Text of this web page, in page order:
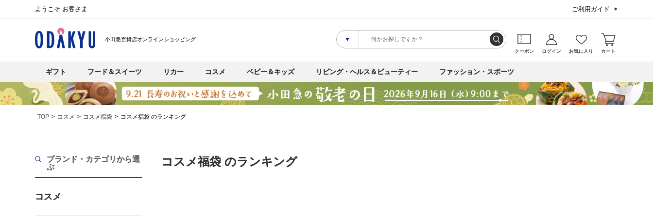
ようこそ お客さま ご利用ガイド
小田急百貨店オンラインショッピング
クーポン ログイン お気に入り カート
ギフト フード＆スイーツ リカー コスメ ベビー＆キッズ リビング・ヘルス＆ビューティー ファッション・スポーツ
TOP コスメ コスメ福袋 コスメ福袋 のランキング
ブランド・カテゴリから選
ぶ
コスメ
コスメ福袋 のランキング